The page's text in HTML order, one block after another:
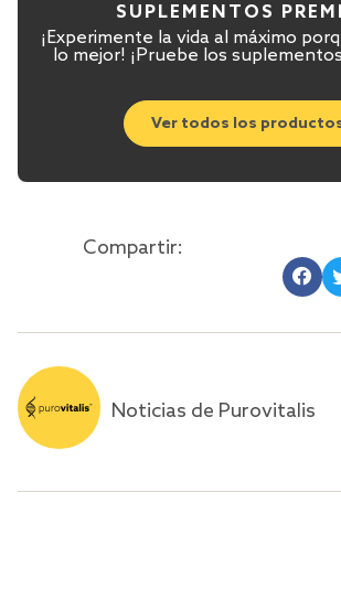
SUPLEMENTOS
¡Experimente la vida al máximo
lo mejor! ¡Pruebe los
Ver todos los
Compartir:
Noticias de Purovitalis